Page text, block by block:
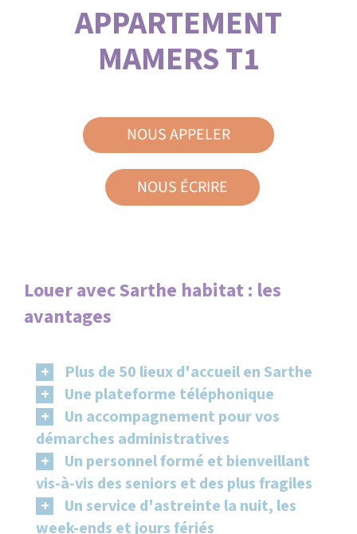
APPARTEMENT
MAMERS T1
NOUS APPELER02
43
43
NOUS ÉCRIRE
Louer avec Sarthe habitat : les
avantages
Plus de 50 lieux d'accueil en Sarthe
Une plateforme téléphonique
Un accompagnement pour vos
démarches administratives
Un personnel formé et bienveillant
vis-à-vis des seniors et des plus fragiles
Un service d'astreinte la nuit, les
week-ends et jours fériés